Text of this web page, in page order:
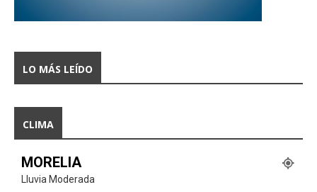
LO MÁS LEÍDO
CLIMA
MORELIA
Lluvia Moderada